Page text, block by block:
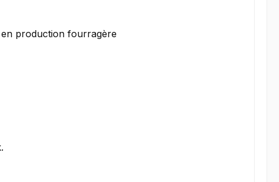
production fourragère